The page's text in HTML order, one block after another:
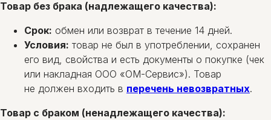
Товар без брака (надлежащего качества):
Срок: обмен или возврат в течение 14 дней.
Условия: товар не был в употреблении, сохранен
его вид, свойства и есть документы о покупке (чек
или накладная ООО «ОМ-Сервис»). Товар
не должен входить в перечень невозвратных.
Товар с браком (ненадлежащего качества):